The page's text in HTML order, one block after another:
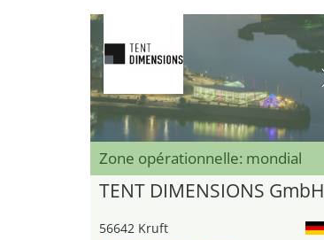
Zone opérationnelle: mondial
TENT DIMENSIONS GmbH
56642 Kruft